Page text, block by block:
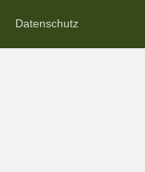
Datenschutz